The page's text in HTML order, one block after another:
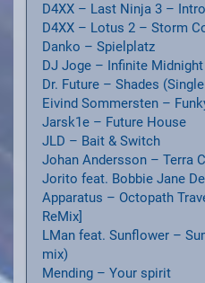
D4XX – Last Ninja 3 – Intro
D4XX – Lotus 2 – Storm
Danko – Spielplatz
DJ Joge – Infinite
Dr. Future – Shades
Eivind Sommersten –
Jarsk1e – Future House
JLD – Bait & Switch
Johan Andersson – Terra
Jorito feat. Bobbie Jane
Apparatus – Octopath
ReMix]
LMan feat. Sunflower –
mix)
Mending – Your spirit